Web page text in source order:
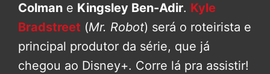
Colman e Kingsley Ben-Adir. Kyle
Bradstreet (Mr. Robot) será o roteirista e
principal produtor da série, que já
chegou ao Disney+. Corre lá pra assistir!